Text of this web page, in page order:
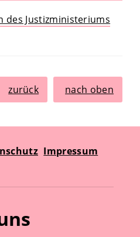
Justizministeriums
zurück nach oben
Impressum